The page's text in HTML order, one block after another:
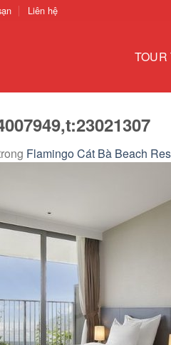
Liên hệ
Flamingo Cát Bà Beach